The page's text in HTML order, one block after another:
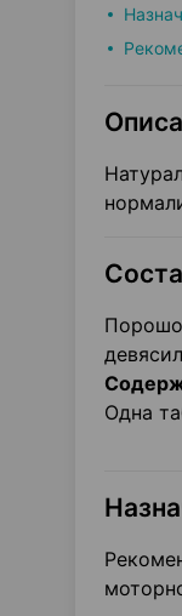
Одна